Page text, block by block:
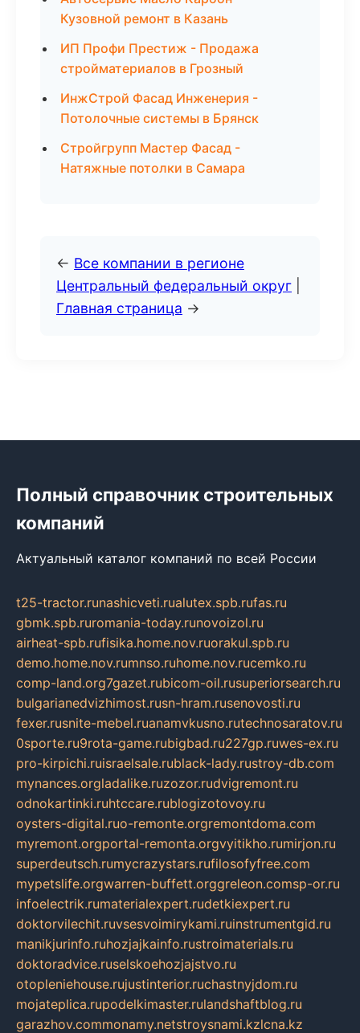
Кузовной ремонт в Казань
ИП Профи Престиж - Продажа
стройматериалов в Грозный
ИнжСтрой Фасад Инженерия -
Потолочные системы в Брянск
Стройгрупп Мастер Фасад -
Натяжные потолки в Самара
← Все компании в регионе
Центральный федеральный округ
Главная страница →
Полный справочник строительных
компаний
Актуальный каталог компаний по всей России
t25-tractor.runashicveti.rualutex.spb.rufas.ru
gbmk.spb.ruromania-today.runovoizol.ru
airheat-spb.rufisika.home.nov.ruorakul.spb.ru
demo.home.nov.rumnso.ruhome.nov.rucemko.ru
comp-land.org7gazet.rubicom-oil.rusuperiorsearch.ru
bulgarianedvizhimost.rusn-hram.rusenovosti.ru
fexer.rusnite-mebel.ruanamvkusno.rutechnosaratov.ru
0sporte.ru9rota-game.rubigbad.ru227gp.ruwes-ex.ru
pro-kirpichi.ruisraelsale.rublack-lady.rustroy-db.com
mynances.orgladalike.ruzozor.rudvigremont.ru
odnokartinki.ruhtccare.rublogizotovoy.ru
oysters-digital.ruo-remonte.orgremontdoma.com
myremont.orgportal-remonta.orgvyitikho.rumirjon.ru
superdeutsch.rumycrazystars.rufilosofyfree.com
mypetslife.orgwarren-buffett.orggreleon.comsp-or.ru
infoelectrik.rumaterialexpert.rudetkiexpert.ru
doktorvilechit.ruvsesvoimirykami.ruinstrumentgid.ru
manikjurinfo.ruhozjajkainfo.rustroimaterials.ru
doktoradvice.ruselskoehozjajstvo.ru
otopleniehouse.rujustinterior.ruchastnyjdom.ru
mojateplica.rupodelkimaster.rulandshaftblog.ru
garazhov.commonamy.netstroysnami.kzlcna.kz